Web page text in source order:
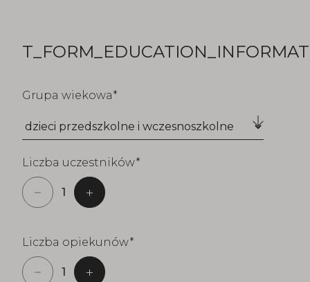
Grupa wiekowa
Liczba uczestników
Liczba opiekunów